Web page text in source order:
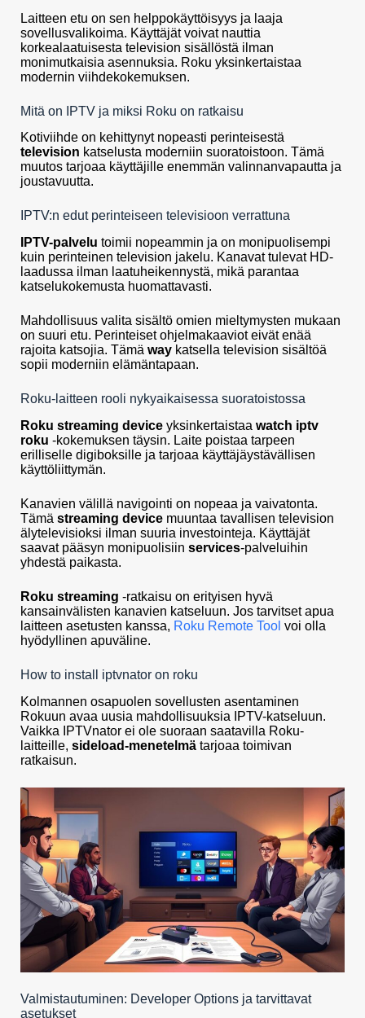
Laitteen etu on sen helppokäyttöisyys ja laaja
sovellusvalikoima. Käyttäjät voivat nauttia
korkealaatuisesta television sisällöstä ilman
monimutkaisia asennuksia. Roku yksinkertaistaa
modernin viihdekokemuksen.
Mitä on IPTV ja miksi Roku on ratkaisu
Kotiviihde on kehittynyt nopeasti perinteisestä
television katselusta moderniin suoratoistoon. Tämä
muutos tarjoaa käyttäjille enemmän valinnanvapautta ja
joustavuutta.
IPTV:n edut perinteiseen televisioon verrattuna
IPTV-palvelu toimii nopeammin ja on monipuolisempi
kuin perinteinen television jakelu. Kanavat tulevat HD-
laadussa ilman laatuheikennystä, mikä parantaa
katselukokemusta huomattavasti.
Mahdollisuus valita sisältö omien mieltymysten mukaan
on suuri etu. Perinteiset ohjelmakaaviot eivät enää
rajoita katsojia. Tämä way katsella television sisältöä
sopii moderniin elämäntapaan.
Roku-laitteen rooli nykyaikaisessa suoratoistossa
Roku streaming device yksinkertaistaa watch iptv
roku -kokemuksen täysin. Laite poistaa tarpeen
erilliselle digiboksille ja tarjoaa käyttäjäystävällisen
käyttöliittymän.
Kanavien välillä navigointi on nopeaa ja vaivatonta.
Tämä streaming device muuntaa tavallisen television
älytelevisioksi ilman suuria investointeja. Käyttäjät
saavat pääsyn monipuolisiin services-palveluihin
yhdestä paikasta.
Roku streaming -ratkaisu on erityisen hyvä
kansainvälisten kanavien katseluun. Jos tarvitset apua
laitteen asetusten kanssa, Roku Remote Tool voi olla
hyödyllinen apuväline.
How to install iptvnator on roku
Kolmannen osapuolen sovellusten asentaminen
Rokuun avaa uusia mahdollisuuksia IPTV-katseluun.
Vaikka IPTVnator ei ole suoraan saatavilla Roku-
laitteille, sideload-menetelmä tarjoaa toimivan
ratkaisun.
Valmistautuminen: Developer Options ja tarvittavat
asetukset